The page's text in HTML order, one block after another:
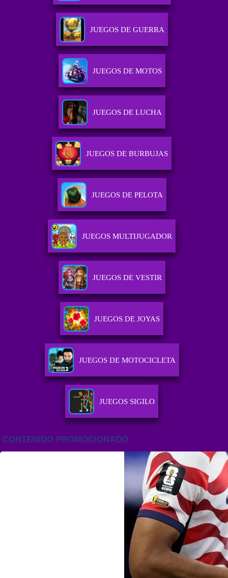
JUEGOS DE GUERRA
JUEGOS DE MOTOS
JUEGOS DE LUCHA
JUEGOS DE BURBUJAS
JUEGOS DE PELOTA
JUEGOS MULTIJUGADOR
JUEGOS DE VESTIR
JUEGOS DE JOYAS
JUEGOS DE MOTOCICLETA
JUEGOS SIGILO